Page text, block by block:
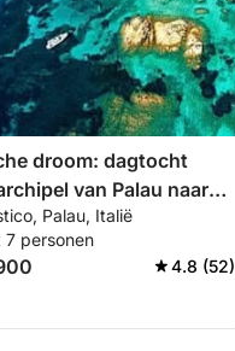
droom: dagtocht
van Palau naar
Palau, Italië
7 personen
4.8 (52)